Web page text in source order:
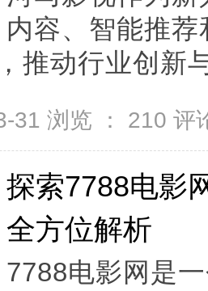
内容、智能推
推动行业创新
31 浏览 ： 210 评
探索7788电影
全方位解析
7788电影网是